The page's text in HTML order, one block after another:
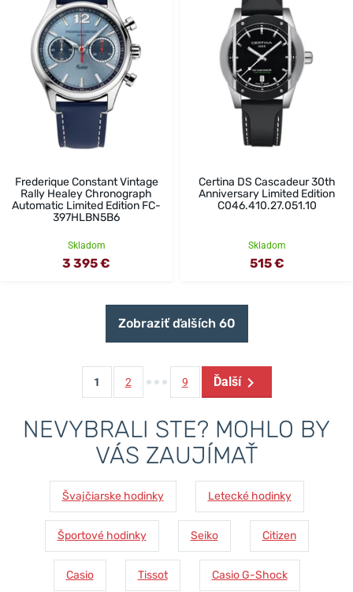
Frederique Constant Vintage
Rally Healey Chronograph
Automatic Limited Edition FC-
397HLBN5B6
Skladom
3 395 €
Certina DS Cascadeur 30th
Anniversary Limited Edition
C046.410.27.051.10
Skladom
515 €
Zobraziť ďalších 60
1 2 9 Ďalší
NEVYBRALI STE? MOHLO BY
VÁS ZAUJÍMAŤ
Švajčiarske hodinky Letecké hodinky
Športové hodinky Seiko Citizen
Casio Tissot Casio G-Shock